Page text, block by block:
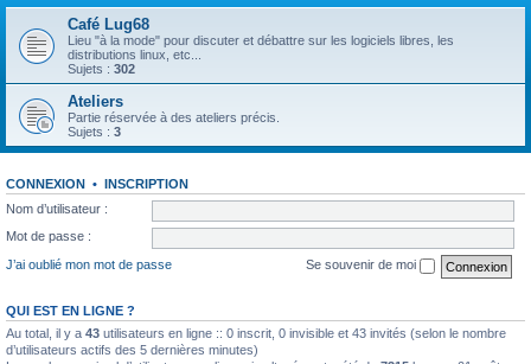
Café Lug68
Lieu "à la mode" pour discuter et débattre sur les logiciels libres, les
distributions linux, etc...
Sujets : 302
Ateliers
Partie réservée à des ateliers précis.
Sujets : 3
CONNEXION • INSCRIPTION
Nom d’utilisateur :
Mot de passe :
J’ai oublié mon mot de passe
Se souvenir de moi
QUI EST EN LIGNE ?
Au total, il y a 43 utilisateurs en ligne :: 0 inscrit, 0 invisible et 43 invités (selon le nombre
d’utilisateurs actifs des 5 dernières minutes)